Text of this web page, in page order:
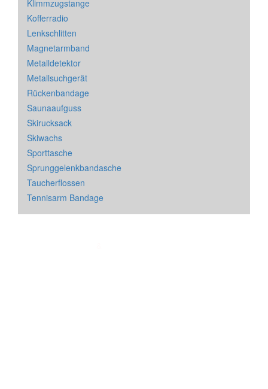
Klimmzugstange
Kofferradio
Lenkschlitten
Magnetarmband
Metalldetektor
Metallsuchgerät
Rückenbandage
Saunaaufguss
Skirucksack
Skiwachs
Sporttasche
Sprunggelenkbandasche
Taucherflossen
Tennisarm Bandage